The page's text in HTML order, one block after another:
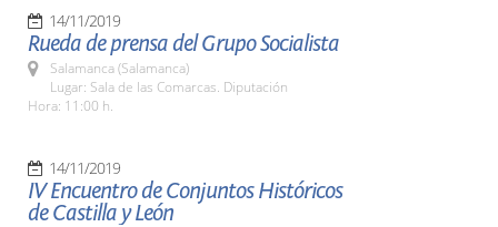
14/11/2019
Rueda de prensa del Grupo Socialista
Salamanca (Salamanca)
Lugar: Sala de las Comarcas. Diputación
Hora: 11:00 h.
14/11/2019
IV Encuentro de Conjuntos Históricos
de Castilla y León